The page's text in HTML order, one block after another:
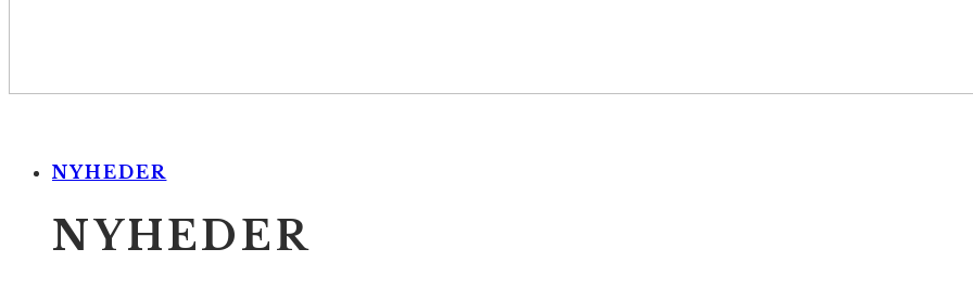
NYHEDER
NYHEDER